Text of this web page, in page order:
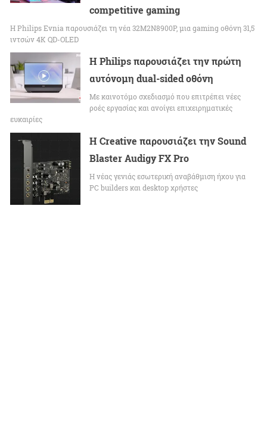
competitive gaming
Η Philips Evnia παρουσιάζει τη νέα 32M2N8900P, μια gaming οθόνη 31,5
ιντσών 4K QD-OLED
Η Philips παρουσιάζει την πρώτη
αυτόνομη dual-sided οθόνη
Με καινοτόμο σχεδιασμό που επιτρέπει νέες
ροές εργασίας και ανοίγει επιχειρηματικές
ευκαιρίες
Η Creative παρουσιάζει την Sound
Blaster Audigy FX Pro
Η νέας γενιάς εσωτερική αναβάθμιση ήχου για
PC builders και desktop χρήστες